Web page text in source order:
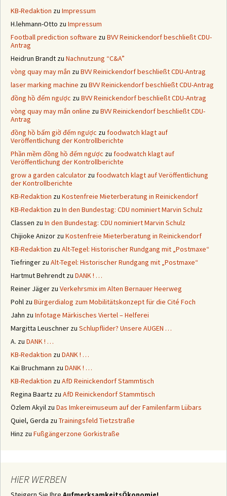
KB-Redaktion zu Impressum
H.lehmann-Otto zu Impressum
Football prediction software zu BVV Reinickendorf beschließt CDU-
Antrag
Heidrun Brandt zu Nachnutzung “C&A”
vòng quay may mắn zu BVV Reinickendorf beschließt CDU-Antrag
laser marking machine zu BVV Reinickendorf beschließt CDU-Antrag
đồng hồ đếm ngược zu BVV Reinickendorf beschließt CDU-Antrag
vòng quay may mắn online zu BVV Reinickendorf beschließt CDU-
Antrag
đồng hồ bấm giờ đếm ngược zu foodwatch klagt auf
Veröffentlichung der Kontrollberichte
Phần mềm đồng hồ đếm ngược zu foodwatch klagt auf
Veröffentlichung der Kontrollberichte
grow a garden calculator zu foodwatch klagt auf Veröffentlichung
der Kontrollberichte
KB-Redaktion zu Kostenfreie Mieterberatung in Reinickendorf
KB-Redaktion zu In den Bundestag: CDU nominiert Marvin Schulz
Classen zu In den Bundestag: CDU nominiert Marvin Schulz
Chijioke Anizor zu Kostenfreie Mieterberatung in Reinickendorf
KB-Redaktion zu Alt-Tegel: Historischer Rundgang mit „Postmaxe“
Tiefringer zu Alt-Tegel: Historischer Rundgang mit „Postmaxe“
Hartmut Behrendt zu DANK ! …
Reiner Jäger zu Verkehrsmix im Alten Bernauer Heerweg
Pohl zu Bürgerdialog zum Mobilitätskonzept für die Cité Foch
Jahn zu Infotage Märkisches Viertel – Helferei
Margitta Leuschner zu Schlupflider? Unsere AUGEN …
A. zu DANK ! …
KB-Redaktion zu DANK ! …
Kai Bruchmann zu DANK ! …
KB-Redaktion zu AfD Reinickendorf Stammtisch
Regina Baartz zu AfD Reinickendorf Stammtisch
Özlem Akyil zu Das Imkereimuseum auf der Familenfarm Lübars
Quiel, Gerda zu Trainingsfeld Tietzstraße
Hinz zu Fußgängerzone Gorkistraße
HiER WERBEN